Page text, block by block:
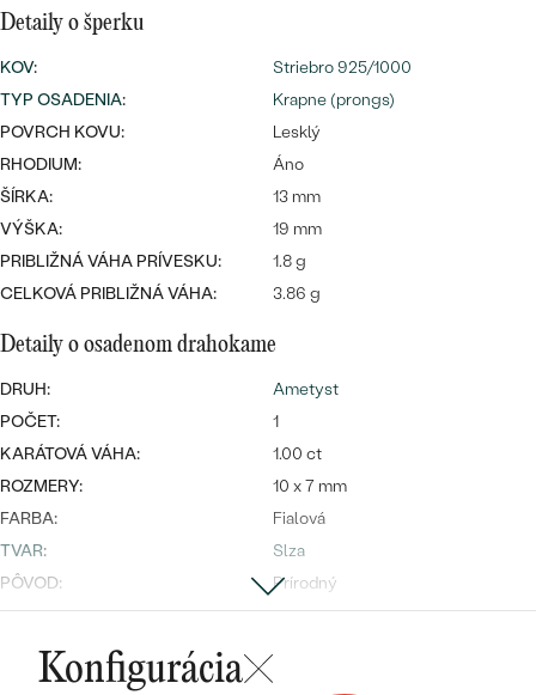
Wave kolekcia
OBJAVIŤ
MINIMALISTICKÉ
PODĽA FARBY
PODĽA TVARU DRAHOKAMU
NA MIERU
Najpredávanejšie
náušnice
PREZRIEŤ
Personalizované
prívesky
Najpredávanejšie
prstene
PREZRIEŤ
Detaily o šperku
KOV:
Striebro 925/1000
TYP OSADENIA:
Krapne (prongs)
POVRCH KOVU:
Lesklý
RHODIUM:
Áno
ŠÍRKA:
13 mm
VÝŠKA:
19 mm
PRIBLIŽNÁ VÁHA PRÍVESKU:
1.8 g
CELKOVÁ PRIBLIŽNÁ VÁHA:
3.86 g
Detaily o osadenom drahokame
DRUH:
Ametyst
POČET:
1
KARÁTOVÁ VÁHA:
1.00 ct
ROZMERY:
10 x 7 mm
FARBA:
Fialová
TVAR:
Slza
PÔVOD:
Prírodný
Konfigurácia